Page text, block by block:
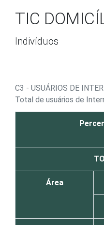
TIC
Indivíduos
C3 - USUÁRIOS DE
Total de usuários de
Área